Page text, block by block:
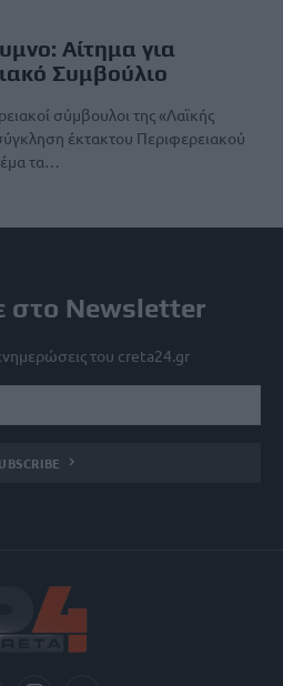
Αίτημα για
Συμβούλιο
σύμβουλοι της «Λαϊκής
έκτακτου Περιφερειακού
τα…
στο Newsletter
του creta24.gr